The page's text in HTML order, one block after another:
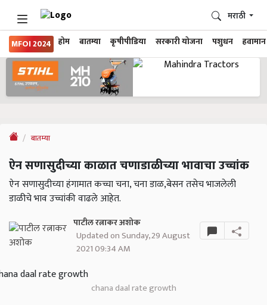
MFOI 2024 होम बातम्या कृषीपीडिया सरकारी योजना पशुधन हवामान
मराठी
बातम्या
ऐन सणासुदीच्या काळात चणाडाळीच्या भावाचा उच्चांक
ऐन सणासुदीच्या हंगामात कच्चा चना, चना डाळ,बेसन तसेच भाजलेली
डाळीचे भाव उच्चांकी वाढले आहेत.
पाटील रत्नाकर अशोक
Updated on Sunday, 29 August
2021 09:34 AM
chana daal rate growth